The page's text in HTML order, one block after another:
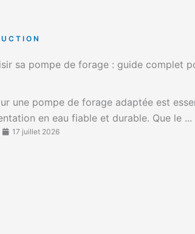
sa pompe de forage : guide complet
une pompe de forage adaptée est
en eau fiable et durable. Que le ...
17 juillet 2026